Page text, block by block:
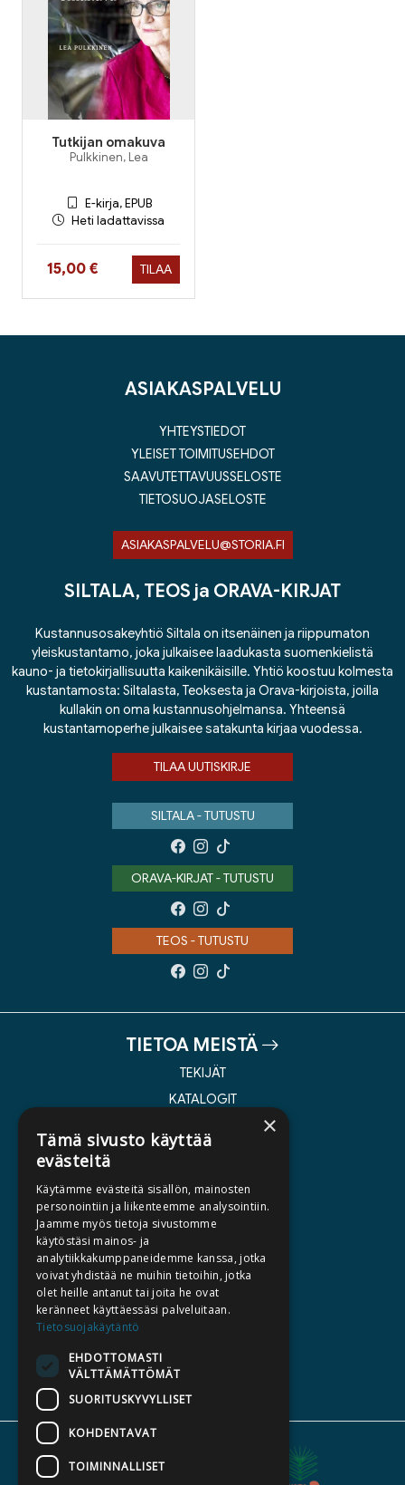
Tutkijan omakuva
Pulkkinen, Lea
E-kirja, EPUB
Heti ladattavissa
Hinta nyt
15,00 € TILAA
ASIAKASPALVELU
YHTEYSTIEDOT
YLEISET TOIMITUSEHDOT
SAAVUTETTAVUUSSELOSTE
TIETOSUOJASELOSTE
ASIAKASPALVELU@STORIA.FI
SILTALA, TEOS ja ORAVA-KIRJAT
Kustannusosakeyhtiö Siltala on itsenäinen ja riippumaton
yleiskustantamo, joka julkaisee laadukasta suomenkielistä
kauno- ja tietokirjallisuutta kaikenikäisille. Yhtiö koostuu kolmesta
kustantamosta: Siltalasta, Teoksesta ja Orava-kirjoista, joilla
kullakin on oma kustannusohjelmansa. Yhteensä
kustantamoperhe julkaisee satakunta kirjaa vuodessa.
TILAA UUTISKIRJE
SILTALA - TUTUSTU
ORAVA-KIRJAT - TUTUSTU
TEOS - TUTUSTU
TIETOA MEISTÄ
TEKIJÄT
KATALOGIT
KIRJA TILAUSTYÖNÄ
MEDIALLE
LASKUTUSOSOITTEET
SILTALA.FI
ENNAKKOTILATTAVAT
LAHJAKORTTI
×
Tämä sivusto käyttää
evästeitä
Käytämme evästeitä sisällön, mainosten
personointiin ja liikenteemme analysointiin.
Jaamme myös tietoja sivustomme
käytöstäsi mainos- ja
analytiikkakumppaneidemme kanssa, jotka
voivat yhdistää ne muihin tietoihin, jotka
olet heille antanut tai joita he ovat
keränneet käyttäessäsi palveluitaan.
Tietosuojakäytäntö
EHDOTTOMASTI
VÄLTTÄMÄTTÖMÄT
SUORITUSKYVYLLISET
KOHDENTAVAT
TOIMINNALLISET